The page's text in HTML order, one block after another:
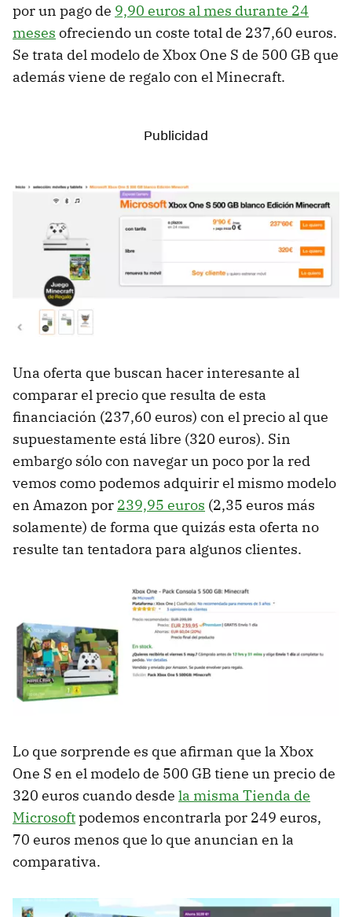
por un pago de 9,90 euros al mes durante 24
meses ofreciendo un coste total de 237,60 euros.
Se trata del modelo de Xbox One S de 500 GB que
además viene de regalo con el Minecraft.
Una oferta que buscan hacer interesante al
comparar el precio que resulta de esta
financiación (237,60 euros) con el precio al que
supuestamente está libre (320 euros). Sin
embargo sólo con navegar un poco por la red
vemos como podemos adquirir el mismo modelo
en Amazon por 239,95 euros (2,35 euros más
solamente) de forma que quizás esta oferta no
resulte tan tentadora para algunos clientes.
Lo que sorprende es que afirman que la Xbox
One S en el modelo de 500 GB tiene un precio de
320 euros cuando desde la misma Tienda de
Microsoftpodemos encontrarla por 249 euros,
70 euros menos que lo que anuncian en la
comparativa.